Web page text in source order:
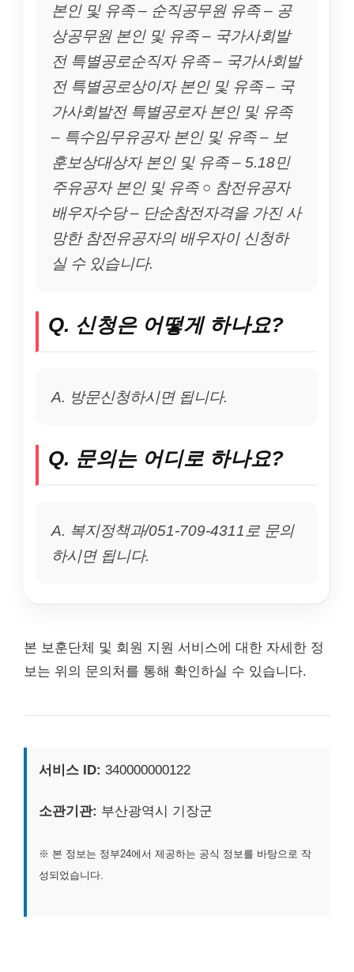
본인 및 유족 – 순직공무원 유족 – 공
상공무원 본인 및 유족 – 국가사회발
전 특별공로순직자 유족 – 국가사회발
전 특별공로상이자 본인 및 유족 – 국
가사회발전 특별공로자 본인 및 유족
– 특수임무유공자 본인 및 유족 – 보
훈보상대상자 본인 및 유족 – 5.18민
주유공자 본인 및 유족 ○ 참전유공자
배우자수당 – 단순참전자격을 가진 사
망한 참전유공자의 배우자이 신청하
실 수 있습니다.
Q. 신청은 어떻게 하나요?
A. 방문신청하시면 됩니다.
Q. 문의는 어디로 하나요?
A. 복지정책과/051-709-4311로 문의
하시면 됩니다.
본 보훈단체 및 회원 지원 서비스에 대한 자세한 정
보는 위의 문의처를 통해 확인하실 수 있습니다.
서비스 ID: 340000000122
소관기관: 부산광역시 기장군
※ 본 정보는 정부24에서 제공하는 공식 정보를 바탕으로 작
성되었습니다.